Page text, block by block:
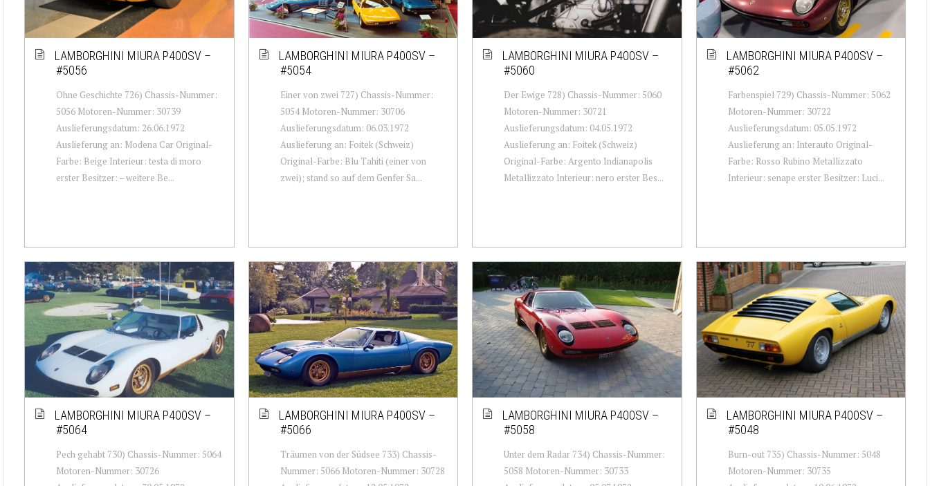
LAMBORGHINI MIURA P400SV –
#5056
Ohne Geschichte 726) Chassis-Nummer:
5056 Motoren-Nummer: 30739
Auslieferungsdatum: 26.06.1972
Auslieferung an: Modena Car Original-
Farbe: Beige Interieur: testa di moro
erster Besitzer: – weitere Be...
LAMBORGHINI MIURA P400SV –
#5054
Einer von zwei 727) Chassis-Nummer:
5054 Motoren-Nummer: 30706
Auslieferungsdatum: 06.03.1972
Auslieferung an: Foitek (Schweiz)
Original-Farbe: Blu Tahiti (einer von
zwei); stand so auf dem Genfer Sa...
LAMBORGHINI MIURA P400SV –
#5060
Der Ewige 728) Chassis-Nummer: 5060
Motoren-Nummer: 30721
Auslieferungsdatum: 04.05.1972
Auslieferung an: Foitek (Schweiz)
Original-Farbe: Argento Indianapolis
Metallizzato Interieur: nero erster Bes...
LAMBORGHINI MIURA P400SV –
#5062
Farbenspiel 729) Chassis-Nummer: 5062
Motoren-Nummer: 30722
Auslieferungsdatum: 05.05.1972
Auslieferung an: Interauto Original-
Farbe: Rosso Rubino Metallizzato
Interieur: senape erster Besitzer: Luci...
LAMBORGHINI MIURA P400SV –
#5064
Pech gehabt 730) Chassis-Nummer: 5064
Motoren-Nummer: 30726
LAMBORGHINI MIURA P400SV –
#5066
Träumen von der Südsee 733) Chassis-
Nummer: 5066 Motoren-Nummer: 30728
LAMBORGHINI MIURA P400SV –
#5058
Unter dem Radar 734) Chassis-Nummer:
5058 Motoren-Nummer: 30733
LAMBORGHINI MIURA P400SV –
#5048
Burn-out 735) Chassis-Nummer: 5048
Motoren-Nummer: 30735